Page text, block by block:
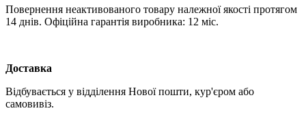
Повернення неактивованого товару належної якості протягом
14 днів. Офіційна гарантія виробника: 12 міс.
Доставка
Відбувається у відділення Нової пошти, кур'єром або
самовивіз.